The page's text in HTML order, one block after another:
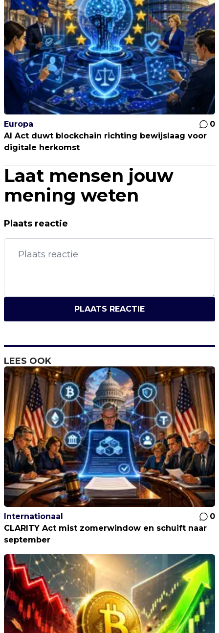
Europa
0
AI Act duwt blockchain richting bewijslaag voor
digitale herkomst
Laat mensen jouw
mening weten
Plaats reactie
PLAATS REACTIE
LEES OOK
Internationaal
0
CLARITY Act mist zomerwindow en schuift naar
september